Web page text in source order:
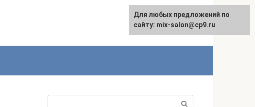
Для любых предложений по
сайту: mix-salon@cp9.ru